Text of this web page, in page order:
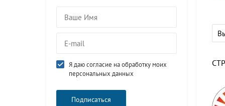
Я даю согласие на обработку моих
персональных данных